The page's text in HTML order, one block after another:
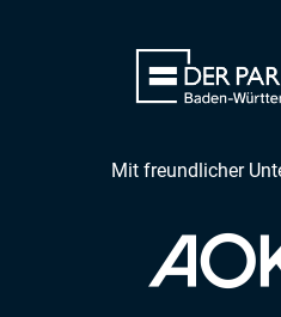
Mit freundlicher